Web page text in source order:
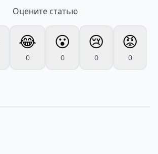
Оцените статью
😂
0
😮
0
😢
0
😡
0